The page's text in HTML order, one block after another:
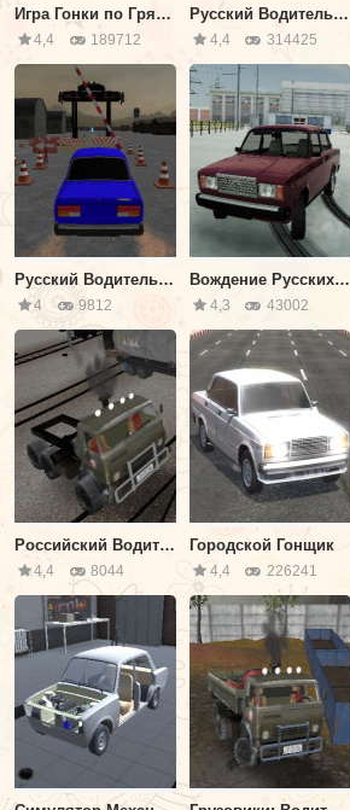
Игра Гонки по Грязи на Джипах 4x4 3д
4,4 189712
Русский Водитель: Зил 130
4,4 314425
Русский Водитель 3Д: Ваз 2107
4 9812
Вождение Русских Машин 3Д
4,3 43002
Российский Водитель Камаза 2
4,4 8044
Городской Гонщик
4,4 226241